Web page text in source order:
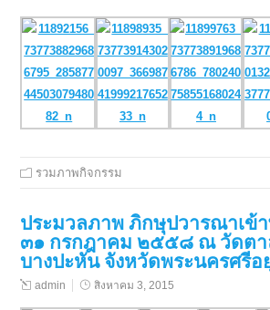
รวมภาพกิจกรรม
ประมวลภาพ ภิกษุปวารณาเข้
๓๑ กรกฎาคม ๒๕๕๘ ณ วัดตา
บางปะหัน จังหวัดพระนครศรีอ
admin สิงหาคม 3, 2015